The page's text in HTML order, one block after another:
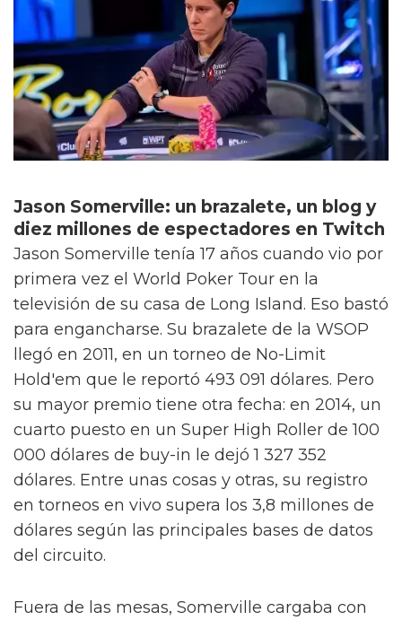
Jason Somerville: un brazalete, un blog y
diez millones de espectadores en Twitch
Jason Somerville tenía 17 años cuando vio por
primera vez el World Poker Tour en la
televisión de su casa de Long Island. Eso bastó
para engancharse. Su brazalete de la WSOP
llegó en 2011, en un torneo de No-Limit
Hold'em que le reportó 493 091 dólares. Pero
su mayor premio tiene otra fecha: en 2014, un
cuarto puesto en un Super High Roller de 100
000 dólares de buy-in le dejó 1 327 352
dólares. Entre unas cosas y otras, su registro
en torneos en vivo supera los 3,8 millones de
dólares según las principales bases de datos
del circuito.
Fuera de las mesas, Somerville cargaba con